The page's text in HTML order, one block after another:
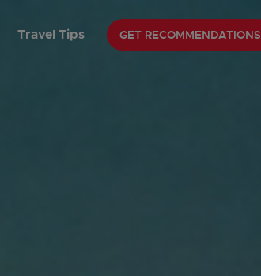
Travel Tips GET RECOMMENDATIONS